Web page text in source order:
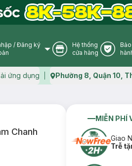
User Icon
/ Đăng ký
Store Icon
Hệ thống
cửa hàng
Bảo
ứng dụng Phường 8, Quận 10,
Chanh
MIỄN PHÍ
Giao
Trễ